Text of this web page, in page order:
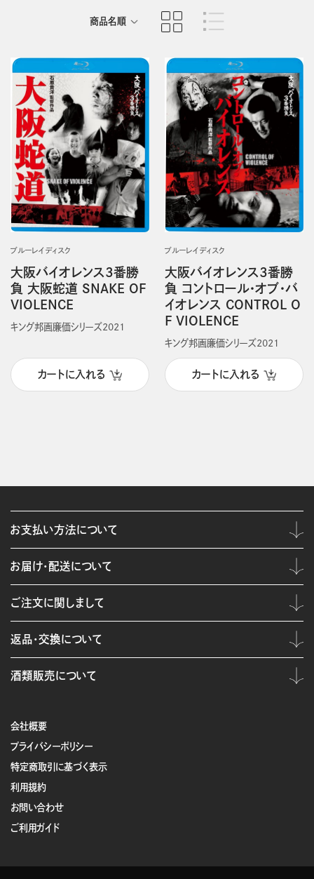
商品名順
ブルーレイディスク
大阪バイオレンス3番勝
負 大阪蛇道 SNAKE OF
VIOLENCE
キング邦画廉価シリーズ2021
カートに入れる
ブルーレイディスク
大阪バイオレンス3番勝
負 コントロール・オブ・バ
イオレンス CONTROL O
F VIOLENCE
キング邦画廉価シリーズ2021
カートに入れる
会社概要
プライバシーポリシー
特定商取引に基づく表示
利用規約
お問い合わせ
ご利用ガイド
お支払い方法について
お届け・配送について
ご注文に関しまして
返品・交換について
酒類販売について